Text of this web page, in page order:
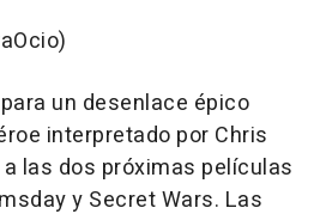
un desenlace épico
interpretado por Chris
las dos próximas películas
y Secret Wars. Las